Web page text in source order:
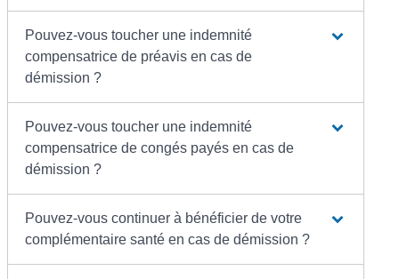
Pouvez-vous toucher une indemnité
compensatrice de préavis en cas de
démission ?
Pouvez-vous toucher une indemnité
compensatrice de congés payés en cas de
démission ?
Pouvez-vous continuer à bénéficier de votre
complémentaire santé en cas de démission ?